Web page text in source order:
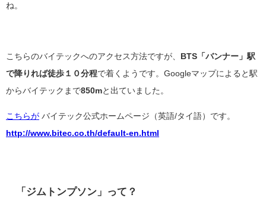
ね。
こちらのバイテックへのアクセス方法ですが、 BTS「バンナー」駅
で降りれば徒歩１０分程で着くようです。Googleマップによると駅
からバイテックまで850m と出ていました。
こちらが バイテック公式ホームページ（英語/タイ語）です。
http://www.bitec.co.th/default-en.html
「ジムトンプソン」って？